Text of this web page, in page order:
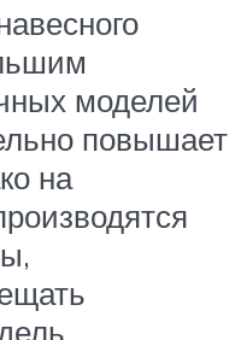
моделей
повышает
на